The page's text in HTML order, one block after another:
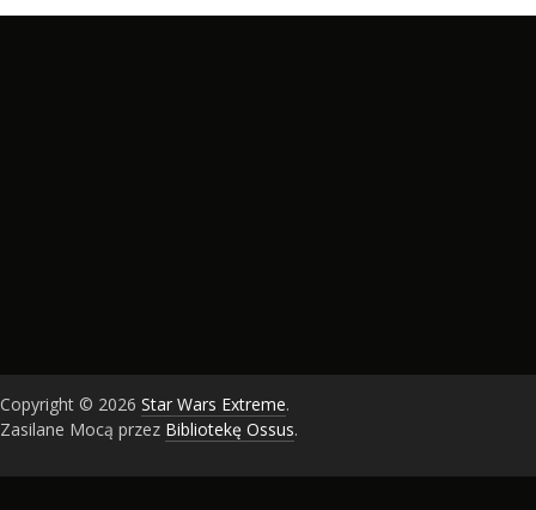
Copyright © 2026 Star Wars Extreme.
Zasilane Mocą przez Bibliotekę Ossus.